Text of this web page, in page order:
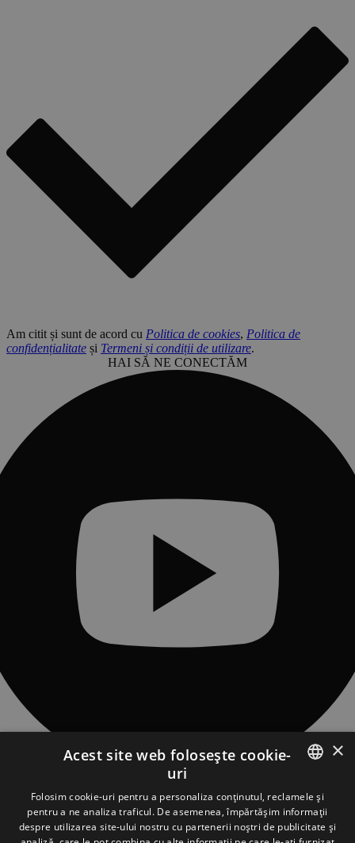
Am citit și sunt de acord cu Politica de cookies, Politica de
confidențialitate și Termeni și condiții de utilizare.
HAI SĂ NE CONECTĂM
Sat Piatra Fântânele, Str. Obcioara nr.97, Comuna Tiha Bârgăului,
427363, jud. Bistrița-Năsăud, România
asociatia@tasuleasasocial.ro
ROMANIAN
×
Acest site web folosește cookie-
uri
Folosim cookie-uri pentru a personaliza conținutul, reclamele și
pentru a ne analiza traficul. De asemenea, împărtășim informații
despre utilizarea site-ului nostru cu partenerii noștri de publicitate și